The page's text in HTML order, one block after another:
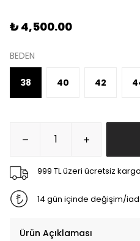
₺ 4,500.00
BEDEN
38 40 42
999 TL üzeri ücretsiz kargo
14 gün içinde değişim/
Ürün Açıklaması